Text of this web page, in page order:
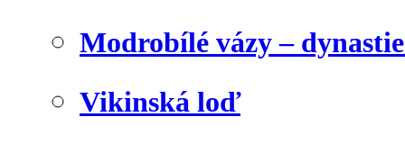
Modrobílé vázy –
Vikinská loď